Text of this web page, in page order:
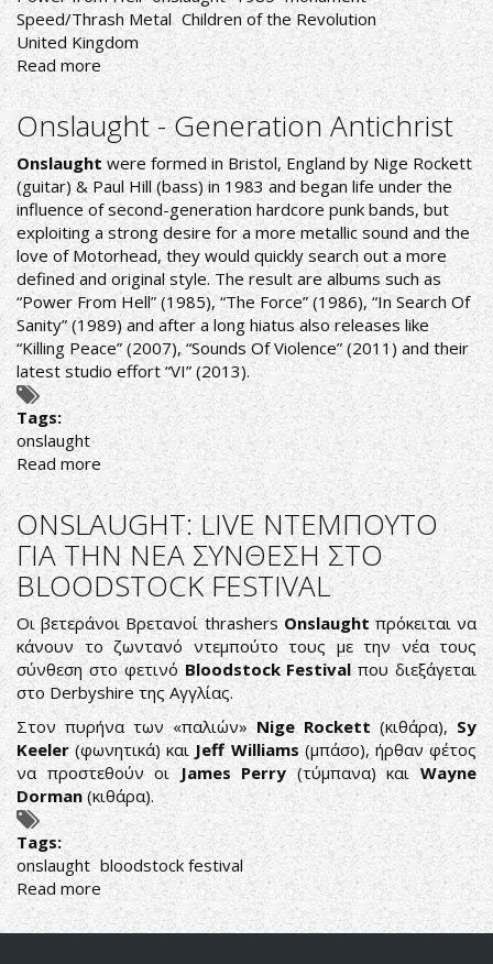
Speed/Thrash Metal Children of the Revolution
United Kingdom
Read more about
Onslaught-
Power
from
Hell
Onslaught - Generation Antichrist
Onslaughtwere formed in Bristol, England by Nige Rockett
(guitar) & Paul Hill (bass) in 1983 and began life under the
influence of second-generation hardcore punk bands, but
exploiting a strong desire for a more metallic sound and the
love of Motorhead, they would quickly search out a more
defined and original style. The result are albums such as
“Power From Hell” (1985), “The Force” (1986), “In Search Of
Sanity” (1989) and after a long hiatus also releases like
“Killing Peace” (2007), “Sounds Of Violence” (2011) and their
latest studio effort “VI” (2013).
Tags:
onslaught
Read more about
Onslaught
Generation
Antichrist
ONSLAUGHT: LIVE ΝΤΕΜΠΟΥΤΟ
ΓΙΑ ΤΗΝ ΝΕΑ ΣΥΝΘΕΣΗ ΣΤΟ
BLOODSTOCK FESTIVAL
Οι βετεράνοι Βρετανοί thrashers Onslaughtπρόκειται να
κάνουν το ζωντανό ντεμπούτο τους με την νέα τους
σύνθεση στο φετινό Bloodstock Festivalπου διεξάγεται
στο Derbyshire της Αγγλίας.
Στον πυρήνα των «παλιών»Nige Rockett (κιθάρα), Sy
Keeler (φωνητικά) και Jeff Williams (μπάσο), ήρθαν φέτος
να προστεθούν οιJames Perry(τύμπανα) καιWayne
Dorman (κιθάρα).
Tags:
onslaught bloodstock festival
Read more about
ONSLAUGHT:
LIVE